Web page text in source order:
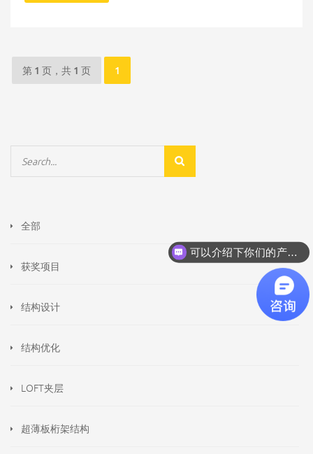
第 1 页，共 1 页 1
全部
获奖项目
结构设计
结构优化
LOFT夹层
超薄板桁架结构
可以介绍下你们的产品么